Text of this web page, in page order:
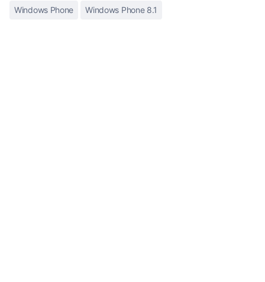
Windows Phone Windows Phone 8.1